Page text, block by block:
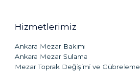
Hizmetlerimiz
Ankara Mezar Bakımı
Ankara Mezar Sulama
Mezar Toprak Değişimi ve Gübreleme